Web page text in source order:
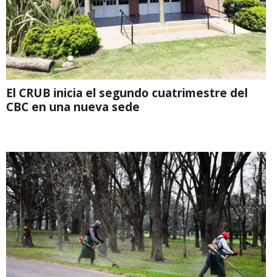
El CRUB inicia el segundo cuatrimestre del
CBC en una nueva sede